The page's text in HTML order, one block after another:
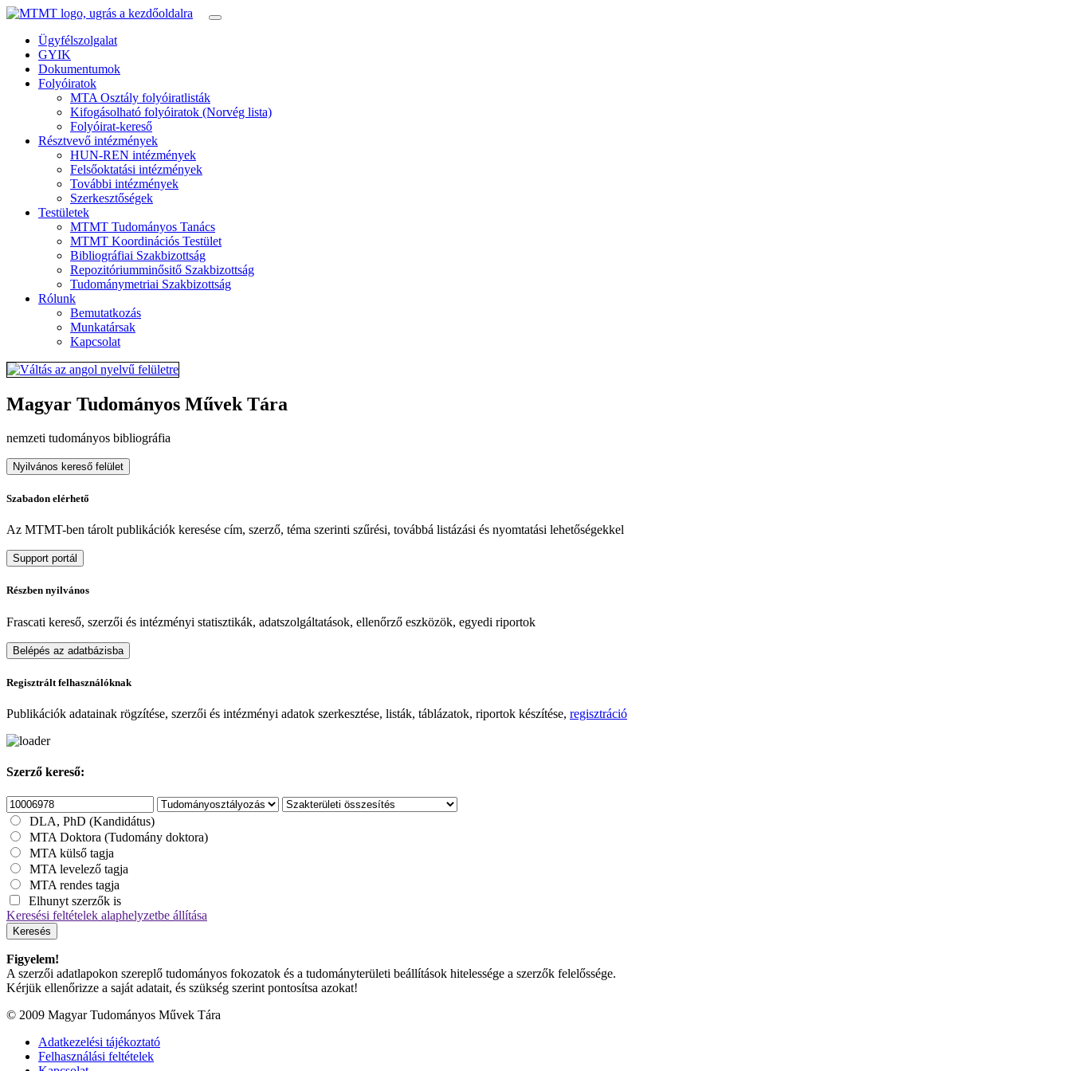
Ügyfélszolgalat
GYIK
Dokumentumok
Folyóiratok
MTA Osztály folyóiratlisták
Kifogásolható folyóiratok (Norvég lista)
Folyóirat-kereső
Résztvevő intézmények
HUN-REN intézmények
Felsőoktatási intézmények
További intézmények
Szerkesztőségek
Testületek
MTMT Tudományos Tanács
MTMT Koordinációs Testület
Bibliográfiai Szakbizottság
Repozitóriumminősitő Szakbizottság
Tudománymetriai Szakbizottság
Rólunk
Bemutatkozás
Munkatársak
Kapcsolat
Magyar Tudományos Művek Tára
nemzeti tudományos bibliográfia
Nyilvános kereső felület
Szabadon elérhető
Az MTMT-ben tárolt publikációk keresése cím, szerző, téma szerinti szűrési, továbbá listázási és nyomtatási lehetőségekkel
Support portál
Részben nyilvános
Frascati kereső, szerzői és intézményi statisztikák, adatszolgáltatások, ellenőrző eszközök, egyedi riportok
Belépés az adatbázisba
Regisztrált felhasználóknak
Publikációk adatainak rögzítése, szerzői és intézményi adatok szerkesztése, listák, táblázatok, riportok készítése, regisztráció
Szerző kereső:
DLA, PhD (Kandidátus)
MTA Doktora (Tudomány doktora)
MTA külső tagja
MTA levelező tagja
MTA rendes tagja
Elhunyt szerzők is
Keresési feltételek alaphelyzetbe állítása
Keresés
Figyelem!
A szerzői adatlapokon szereplő tudományos fokozatok és a tudományterületi beállítások hitelessége a szerzők felelőssége.
Kérjük ellenőrizze a saját adatait, és szükség szerint pontosítsa azokat!
© 2009 Magyar Tudományos Művek Tára
Adatkezelési tájékoztató
Felhasználási feltételek